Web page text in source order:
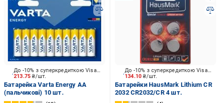
213.75₴/шт.
До -10% з суперкредиткою Visa Вигода
Батарейка Varta Energy AA
(пальчикові) 10 шт.
134.10₴/шт.
До -10% з суперкредиткою Visa Вигода
Батарейки HausMark Lithium CR
2032 CR2032/CR 4 шт.